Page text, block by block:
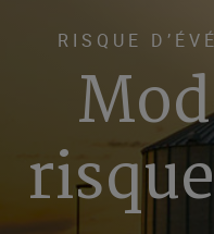
Nos solutions
Ressources
Entreprise
Contact Us
Canada (FR)
RISQUE